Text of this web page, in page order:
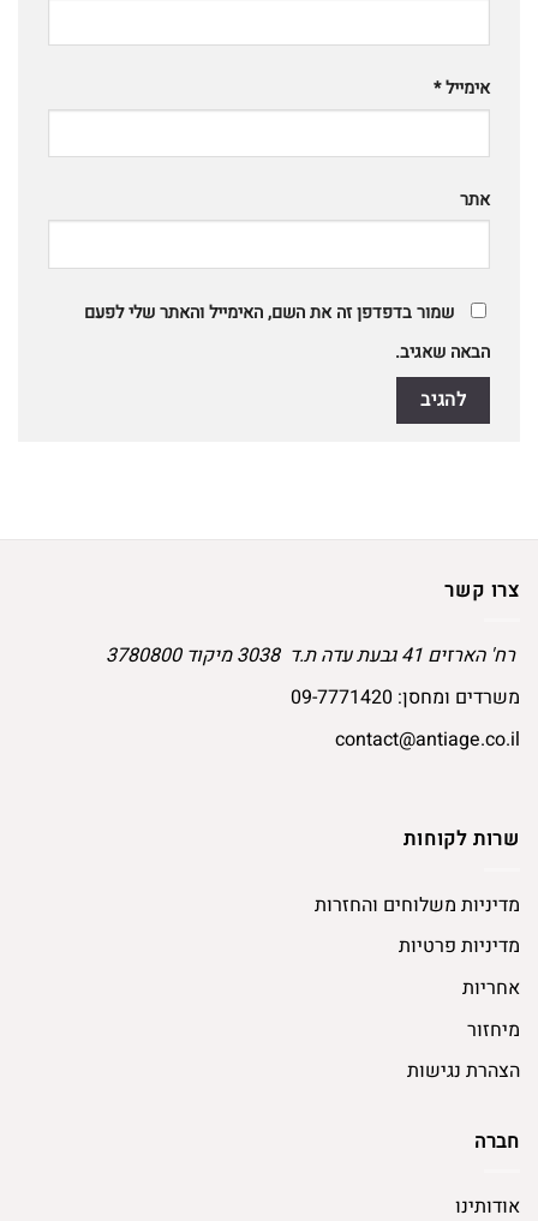
אימייל*
אתר
שמור בדפדפן זה את השם, האימייל והאתר שלי לפעם
הבאה שאגיב.
צרו קשר
רח' הארזים 41 גבעת עדה ת.ד 3038 מיקוד 3780800
משרדים ומחסן: 09-7771420
contact@antiage.co.il
שרות לקוחות
מדיניות משלוחים והחזרות
מדיניות פרטיות
אחריות
מיחזור
הצהרת נגישות
חברה
אודותינו